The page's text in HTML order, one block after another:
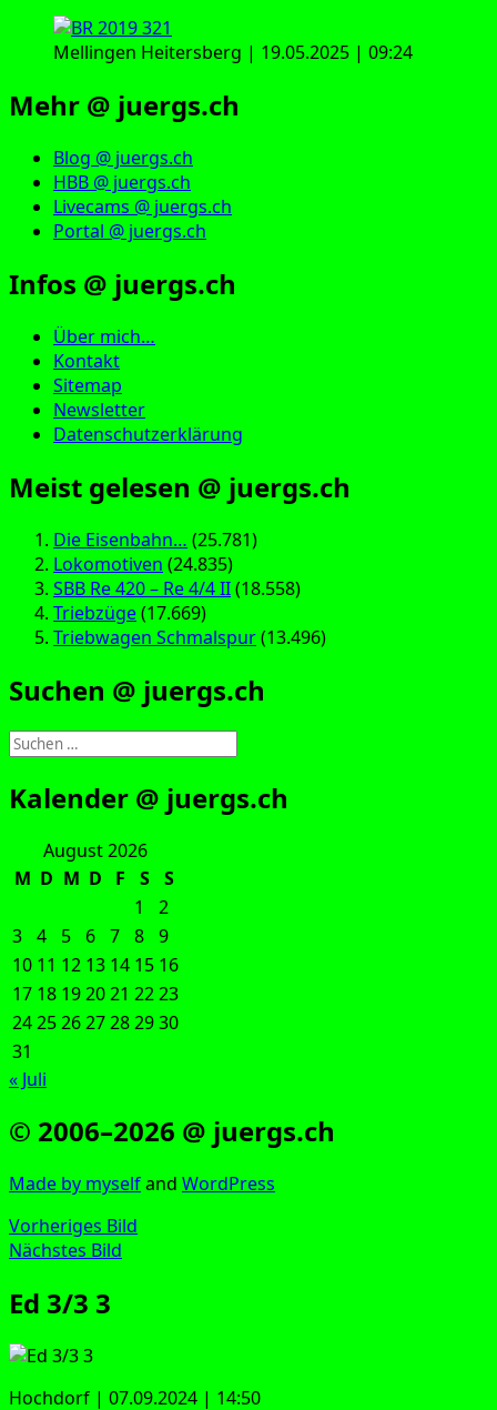
Mellingen Heitersberg | 19.05.2025 | 09:24
Mehr @ juergs.ch
Blog @ juergs.ch
HBB @ juergs.ch
Livecams @ juergs.ch
Portal @ juergs.ch
Infos @ juergs.ch
Über mich…
Kontakt
Sitemap
Newsletter
Datenschutzerklärung
Meist gelesen @ juergs.ch
Die Eisenbahn… (25.781)
Lokomotiven (24.835)
SBB Re 420 – Re 4/4 II(18.558)
Triebzüge(17.669)
Triebwagen Schmalspur(13.496)
Suchen @ juergs.ch
Suchen
nach:
Kalender @ juergs.ch
August 2026
M D M D F S
S
1
2
3 4 5 6 7 8 9
10 11 12 13 14 15 16
17 18 192021 2223
24252627282930
31
« Juli
© 2006–2026 @ juergs.ch
Made by mys­elfand Word­Press
Vorheriges Bild
Nächstes Bild
Ed 3/3 3
Hoch­dorf | 07.09.2024 | 14:50